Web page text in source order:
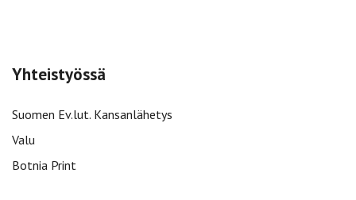
Yhteistyössä
Suomen Ev.lut. Kansanlähetys
Valu
Botnia Print